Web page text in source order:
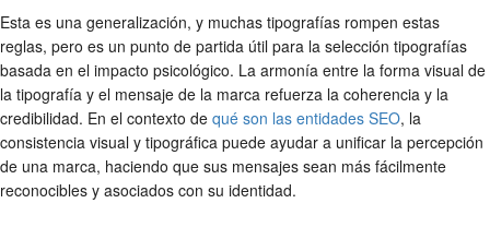
Esta es una generalización, y muchas tipografías rompen estas
reglas, pero es un punto de partida útil para la selección tipografías
basada en el impacto psicológico. La armonía entre la forma visual de
la tipografía y el mensaje de la marca refuerza la coherencia y la
credibilidad. En el contexto de qué son las entidades SEO, la
consistencia visual y tipográfica puede ayudar a unificar la percepción
de una marca, haciendo que sus mensajes sean más fácilmente
reconocibles y asociados con su identidad.